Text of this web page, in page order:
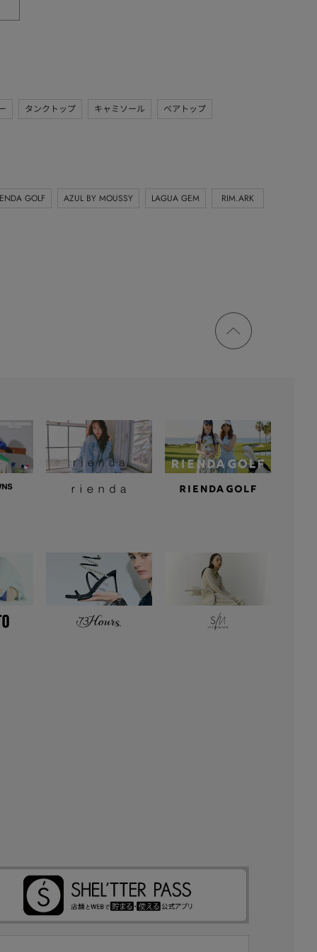
タンクトップ キャミソール ベアトップ
GOLF AZUL BY MOUSSY LAGUA GEM RIM.ARK
ページ
トップ